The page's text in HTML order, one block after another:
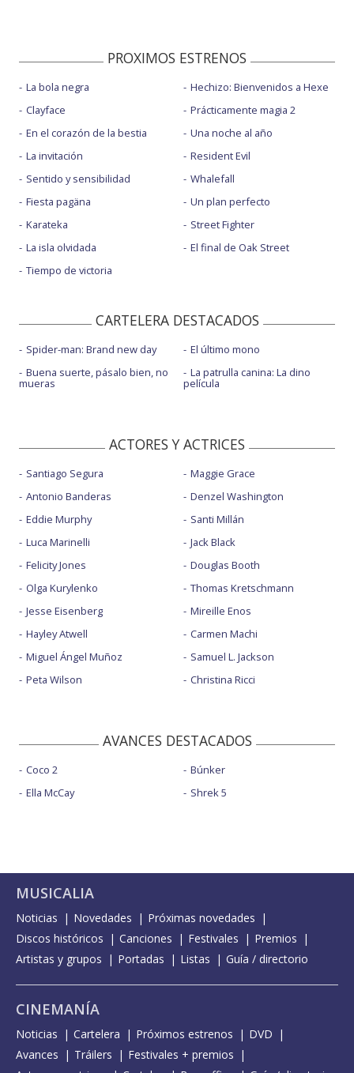
PROXIMOS ESTRENOS
La bola negra
Clayface
En el corazón de la bestia
La invitación
Sentido y sensibilidad
Fiesta pagäna
Karateka
La isla olvidada
Tiempo de victoria
Hechizo: Bienvenidos a Hexe
Prácticamente magia 2
Una noche al año
Resident Evil
Whalefall
Un plan perfecto
Street Fighter
El final de Oak Street
CARTELERA DESTACADOS
Spider-man: Brand new day
Buena suerte, pásalo bien, no
mueras
El último mono
La patrulla canina: La dino
película
ACTORES Y ACTRICES
Santiago Segura
Antonio Banderas
Eddie Murphy
Luca Marinelli
Felicity Jones
Olga Kurylenko
Jesse Eisenberg
Hayley Atwell
Miguel Ángel Muñoz
Peta Wilson
Maggie Grace
Denzel Washington
Santi Millán
Jack Black
Douglas Booth
Thomas Kretschmann
Mireille Enos
Carmen Machi
Samuel L. Jackson
Christina Ricci
AVANCES DESTACADOS
Coco 2
Ella McCay
Búnker
Shrek 5
MUSICALIA
Noticias Novedades
Próximas novedades
Discos históricos
Canciones Festivales
Premios
Artistas y grupos
Portadas Listas Guía / directorio
CINEMANÍA
Noticias Cartelera Próximos estrenos
DVD
Avances
Tráilers
Festivales + premios